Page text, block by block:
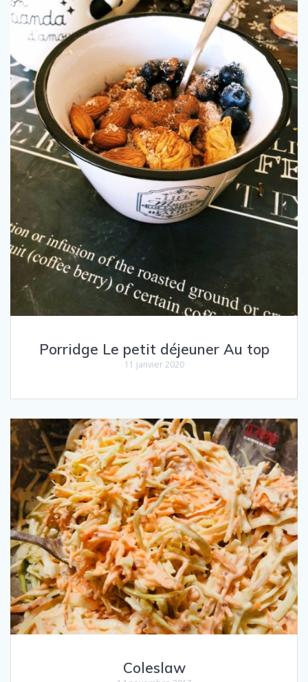
Porridge Le petit déjeuner Au top
11 janvier 2020
Coleslaw